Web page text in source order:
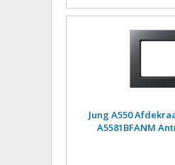
Jung A550
A5581BFANM